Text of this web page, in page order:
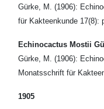
Gürke, M. (1906):
für Kakteenkunde 17(8):
Echinocactus Mostii
Gürke, M. (1906):
Monatsschrift für
1905